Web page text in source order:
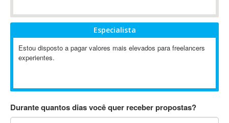
Ableton
Ableton Push
Abstract
AC3
Especialista
Estou disposto a pagar valores mais elevados para freelancers
experientes.
Durante quantos dias você quer receber propostas?